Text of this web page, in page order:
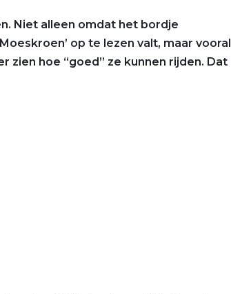
Niet alleen omdat het bordje
op te lezen valt, maar vooral
zien hoe “goed” ze kunnen rijden. Dat